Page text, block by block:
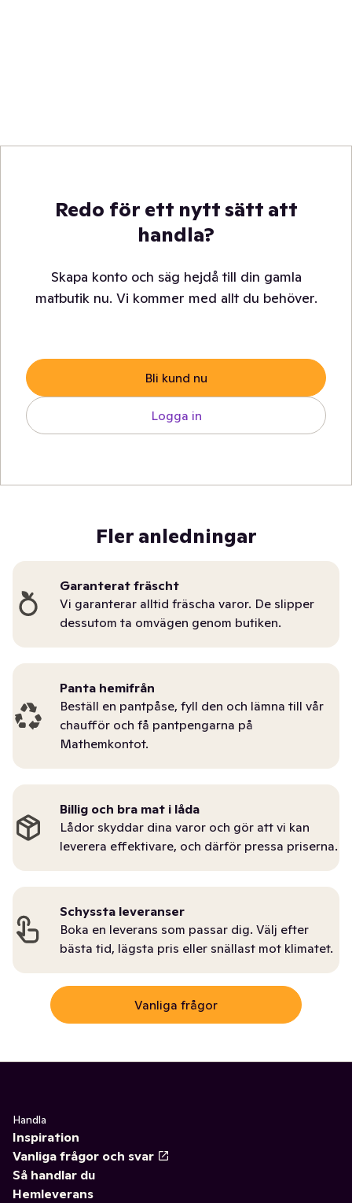
Redo för ett nytt sätt att
handla?
Skapa konto och säg hejdå till din gamla
matbutik nu. Vi kommer med allt du behöver.
Bli kund nu
Logga in
Fler anledningar
Garanterat fräscht
Vi garanterar alltid fräscha varor. De slipper
dessutom ta omvägen genom butiken.
Panta hemifrån
Beställ en pantpåse, fyll den och lämna till vår
chaufför och få pantpengarna på
Mathemkontot.
Billig och bra mat i låda
Lådor skyddar dina varor och gör att vi kan
leverera effektivare, och därför pressa priserna.
Schyssta leveranser
Boka en leverans som passar dig. Välj efter
bästa tid, lägsta pris eller snällast mot klimatet.
Vanliga frågor
Handla
Inspiration
Vanliga frågor och svar
Så handlar du
Hemleverans